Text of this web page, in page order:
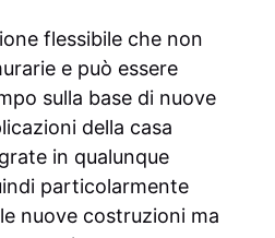
flessibile che non
e può essere
sulla base di nuove
della casa
in qualunque
particolarmente
nuove costruzioni ma